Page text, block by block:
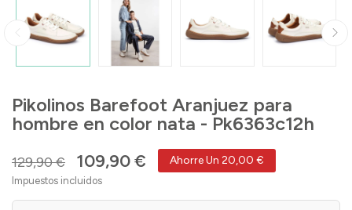
Pikolinos Barefoot Aranjuez para
hombre en color nata - Pk6363c12h
129,90 € 109,90 € Ahorre Un 20,00 €
Impuestos incluidos